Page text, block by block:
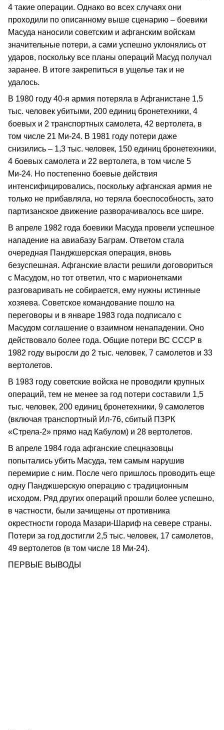
4 такие операции. Однако во всех случаях они
проходили по описанному выше сценарию – боевики
Масуда наносили советским и афганским войскам
значительные потери, а сами успешно уклонялись от
ударов, поскольку все планы операций Масуд получал
заранее. В итоге закрепиться в ущелье так и не
удалось.
В 1980 году 40-я армия потеряла в Афганистане 1,5
тыс. человек убитыми, 200 единиц бронетехники, 4
боевых и 2 транспортных самолета, 42 вертолета, в
том числе 21 Ми-24. В 1981 году потери даже
снизились – 1,3 тыс. человек, 150 единиц бронетехники,
4 боевых самолета и 22 вертолета, в том числе 5
Ми-24. Но постепенно боевые действия
интенсифицировались, поскольку афганская армия не
только не прибавляла, но теряла боеспособность, зато
партизанское движение разворачивалось все шире.
В апреле 1982 года боевики Масуда провели успешное
нападение на авиабазу Баграм. Ответом стала
очередная Панджшерская операция, вновь
безуспешная. Афганские власти решили договориться
с Масудом, но тот ответил, что с марионетками
разговаривать не собирается, ему нужны истинные
хозяева. Советское командование пошло на
переговоры и в январе 1983 года подписало с
Масудом соглашение о взаимном ненападении. Оно
действовало более года. Общие потери ВС СССР в
1982 году выросли до 2 тыс. человек, 7 самолетов и 33
вертолетов.
В 1983 году советские войска не проводили крупных
операций, тем не менее за год потери составили 1,5
тыс. человек, 200 единиц бронетехники, 9 самолетов
(включая транспортный Ил-76, сбитый ПЗРК
«Стрела-2» прямо над Кабулом) и 28 вертолетов.
В апреле 1984 года афганские спецназовцы
попытались убить Масуда, тем самым нарушив
перемирие с ним. После чего пришлось проводить еще
одну Панджшерскую операцию с традиционным
исходом. Ряд других операций прошли более успешно,
в частности, были зачищены от противника
окрестности города Мазари-Шариф на севере страны.
Потери за год достигли 2,5 тыс. человек, 17 самолетов,
49 вертолетов (в том числе 18 Ми-24).
ПЕРВЫЕ ВЫВОДЫ